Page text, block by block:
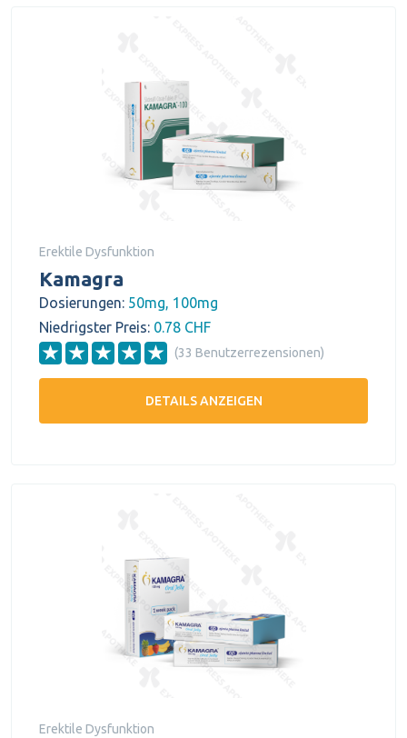
Erektile Dysfunktion
Kamagra
Dosierungen: 50mg, 100mg
Niedrigster Preis: 0.78 CHF
(33 Benutzerrezensionen)
DETAILS ANZEIGEN
Erektile Dysfunktion